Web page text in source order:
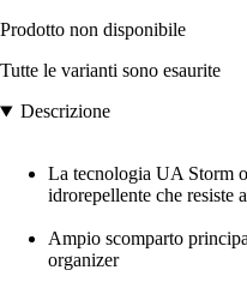
Prodotto non disponibile
Tutte le varianti sono esaurite
Descrizione
La tecnologia UA Storm
idrorepellente che resiste
Ampio scomparto
organizer